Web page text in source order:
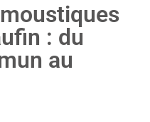
: du
au